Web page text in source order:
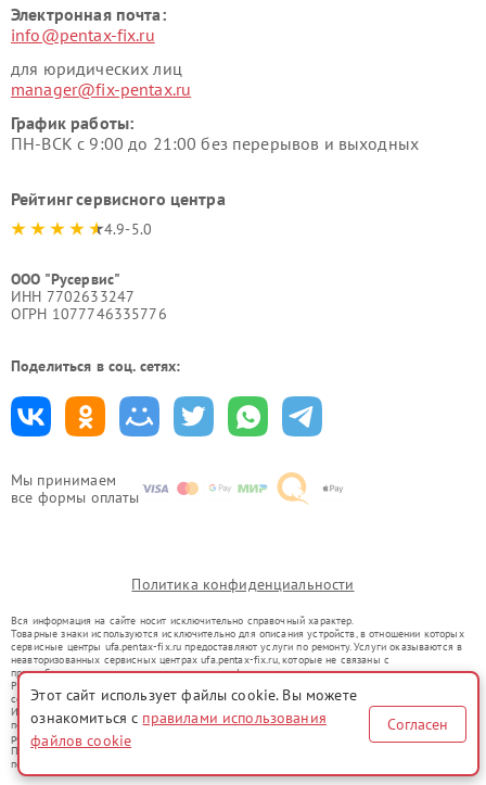
Мы принимаем
все формы оплаты
Электронная почта:
info@pentax-fix.ru
для юридических лиц
manager@fix-pentax.ru
График работы:
ПН-ВСК с 9:00 до 21:00 без перерывов и выходных
Рейтинг сервисного центра
4.9-5.0
ООО "Русервис"
ИНН 7702633247
ОГРН 1077746335776
Поделиться в соц. сетях:
Политика конфиденциальности
Вся информация на сайте носит исключительно справочный характер.
Товарные знаки используются исключительно для описания устройств, в отношении которых
сервисные центры ufa.pentax-fix.ru предоставляют услуги по ремонту. Услуги оказываются в
неавторизованных сервисных центрах ufa.pentax-fix.ru, которые не связаны с
правообладателями товарных знаков или их официальными представителями.
Ремонт осуществляется для устройств, уже введенных в гражданский оборот в соответствии
со статьей 1487 ГК РФ.
Использование товарных знаков не преследует цели индивидуализации услуг или введения
потребителей в заблуждение, а служит для информирования о предоставляемых услугах по
ремонту техники указанных брендов.
Представленная на сайте информация не является публичной офертой, определяемой
положениями Статьи 437(2) Гражданского кодекса РФ
Этот сайт использует файлы cookie. Вы можете
ознакомиться с правилами использования
файлов cookie
Согласен